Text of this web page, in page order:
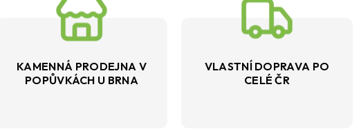
KAMENNÁ PRODEJNA V
POPŮVKÁCH U BRNA
VLASTNÍ DOPRAVA PO
CELÉ ČR